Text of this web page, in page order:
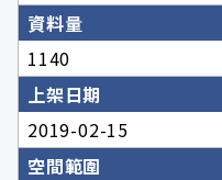
資料量
1140
上架日期
2019-02-15
空間範圍